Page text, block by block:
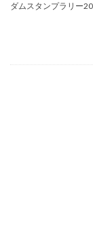
ダムスタンプラリー